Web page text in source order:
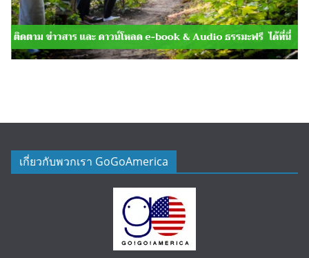
เกี่ยวกับพวกเรา GoGoAmerica